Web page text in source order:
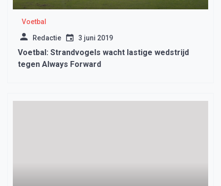
Voetbal
Redactie 3 juni 2019
Voetbal: Strandvogels wacht lastige wedstrijd
tegen Always Forward